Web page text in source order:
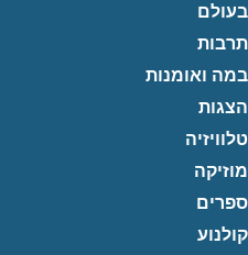
בעולם
תרבות
במה ואומנות
הצגות
טלוויזיה
מוזיקה
ספרים
קולנוע